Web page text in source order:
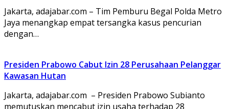
Jakarta, adajabar.com – Tim Pemburu Begal Polda Metro
Jaya menangkap empat tersangka kasus pencurian
dengan…
Presiden Prabowo Cabut Izin 28 Perusahaan Pelanggar
Kawasan Hutan
Jakarta, adajabar.com – Presiden Prabowo Subianto
memutuskan mencabut izin usaha terhadap 28